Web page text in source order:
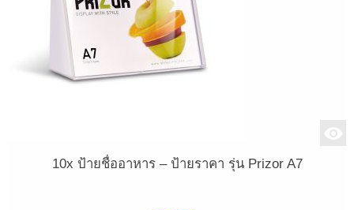
10x ป้ายชื่ออาหาร – ป้ายราคา รุ่น Prizor A7